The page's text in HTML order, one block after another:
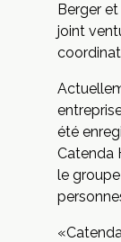
Berger et
joint
été
Catenda
le